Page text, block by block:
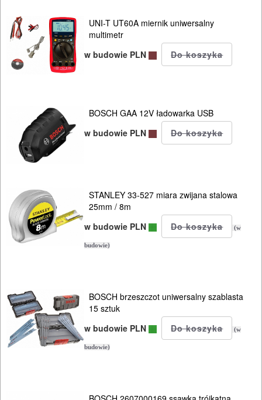
NARZĘDZIA
SPAWALNICTWO
URZĄDZENIA
PROSTOWNIKI
OSPRZĘT
AGREGATY
PRĄDOWE
ODZIEŻ
ROBOCZA
SPRZĘT
AGD
OGRODNICZE
UNI-T UT60A miernik uniwersalny
multimetr
w budowie PLN
BOSCH GAA 12V ładowarka USB
w budowie PLN
STANLEY 33-527 miara zwijana stalowa
25mm / 8m
w budowie PLN
(w
budowie)
BOSCH brzeszczot uniwersalny szablasta
15 sztuk
w budowie PLN
(w
budowie)